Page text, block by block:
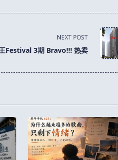
NEXT POST
Festival 3期 Bravo!!! 热卖